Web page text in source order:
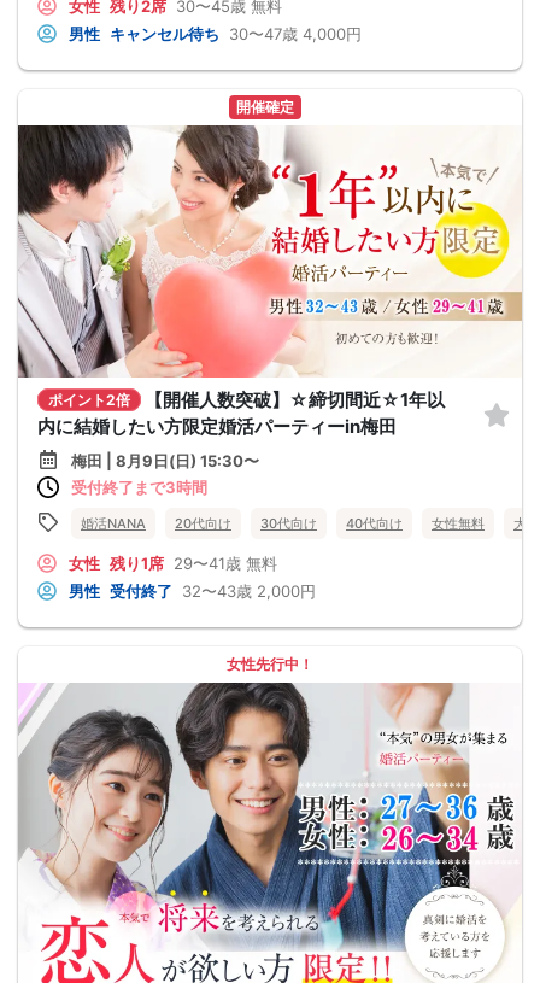
女性 残り2席 30〜45歳 無料
男性 キャンセル待ち 30〜47歳 4,000円
開催確定
ポイント2倍
【開催人数突破】☆締切間近☆1年以
内に結婚したい方限定婚活パーティーin梅田
梅田 | 8月9日(日) 15:30〜
受付終了まで3時間
婚活NANA 20代向け 30代向け 40代向け 女性無料 大
女性 残り1席 29〜41歳 無料
男性 受付終了 32〜43歳 2,000円
女性先行中！